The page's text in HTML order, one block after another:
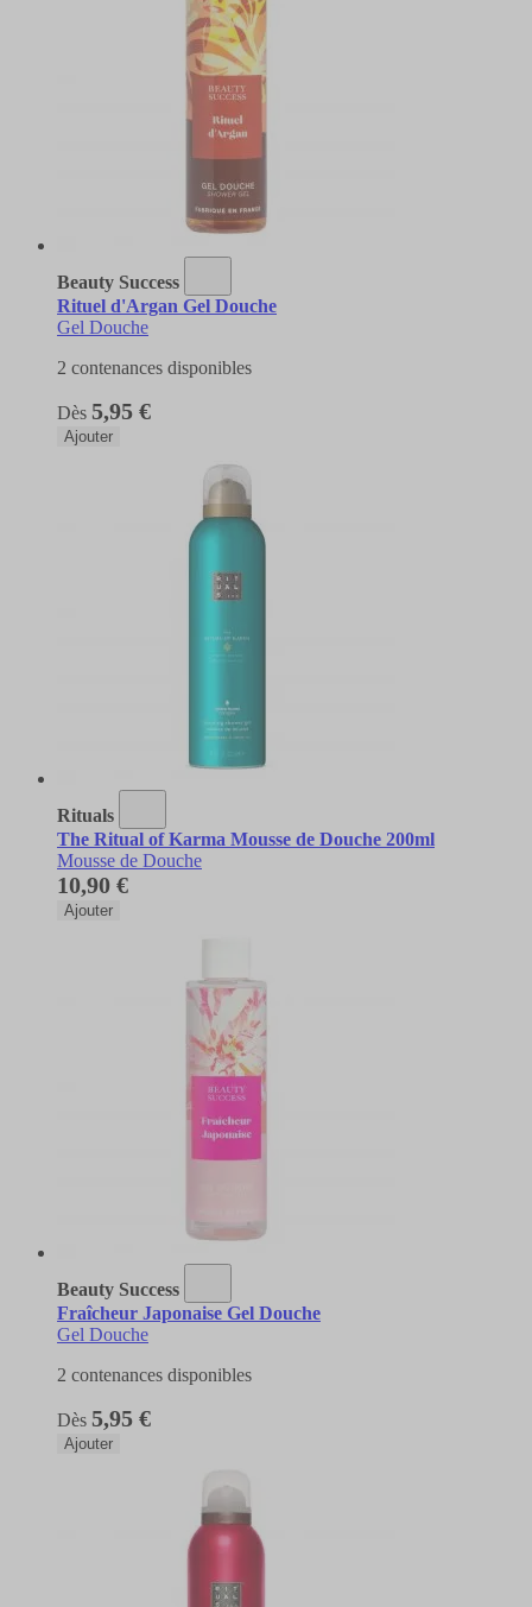
Beauty Success
Rituel d'Argan Gel Douche
Gel Douche
2 contenances disponibles
Dès 5,95 €
Ajouter
Rituals
The Ritual of Karma Mousse de Douche 200ml
Mousse de Douche
10,90 €
Ajouter
Beauty Success
Fraîcheur Japonaise Gel Douche
Gel Douche
2 contenances disponibles
Dès 5,95 €
Ajouter